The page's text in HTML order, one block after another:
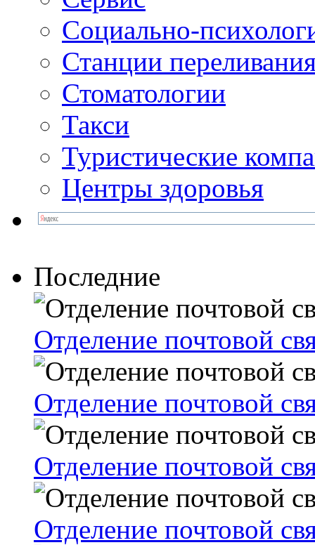
Социально-
Станции
Стоматологии
Такси
Туристические
Центры здоровья
Последние
Отделение почтовой
Отделение почтовой
Отделение почтовой
Отделение почтовой